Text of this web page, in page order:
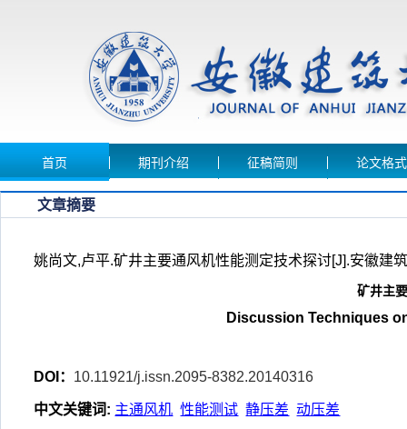
首页 期刊介绍 征稿简则 论文格式
文章摘要
姚尚文,卢平.矿井主要通风机性能测定技术探讨[J].安徽建
矿井主
Discussion Techniques
DOI： 10.11921/j.issn.2095-8382.20140316
中文关键词: 主通风机 性能测试 静压差 动压差